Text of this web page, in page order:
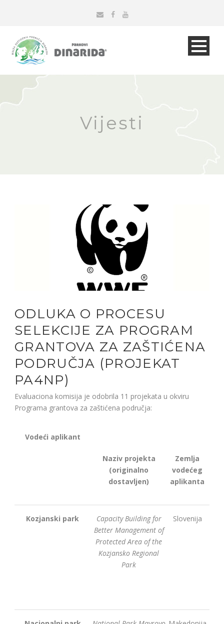
Vijesti
ODLUKA O PROCESU
SELEKCIJE ZA PROGRAM
GRANTOVA ZA ZAŠTIĆENA
PODRUČJA (PROJEKAT
PA4NP)
Evaluaciona komisija je odobrila 11 projekata u okviru
Programa grantova za zaštićena područja:
Vodeći aplikant
Naziv projekta
(originalno
dostavljen)
Zemlja
vodećeg
aplikanta
Kozjanski park
Capacity Building for
Better Management of
Protected Area of the
Kozjansko Regional
Park
Slovenija